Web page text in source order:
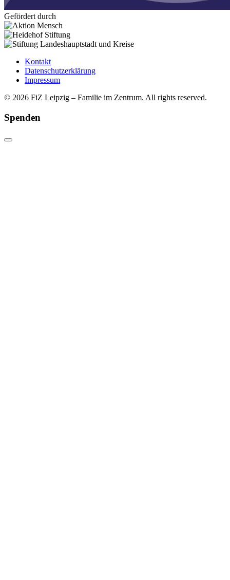
Gefördert durch
Kontakt
Datenschutzerklärung
Impressum
© 2026 FiZ Leipzig – Familie im Zentrum. All rights reserved.
Spenden